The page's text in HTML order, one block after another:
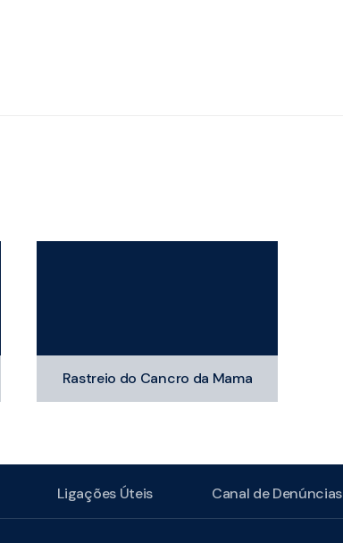
Rastreio do Cancro da Mama
Ligações Úteis Canal de Denúncias